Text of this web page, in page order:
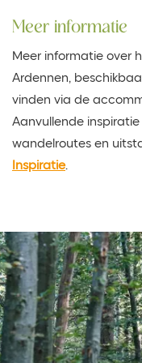
Meer informatie
Meer informatie over
Ardennen,
vinden via de
Aanvullende
wandelroutes en
Inspiratie.